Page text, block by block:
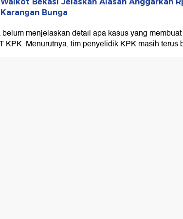
Karangan Bunga
belum menjelaskan detail apa kasus yang
KPK. Menurutnya, tim penyelidik KPK masih terus